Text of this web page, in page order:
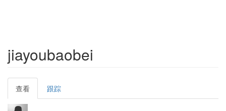
jiayoubaobei
Primary
tabs
查看 (active
tab)
跟踪